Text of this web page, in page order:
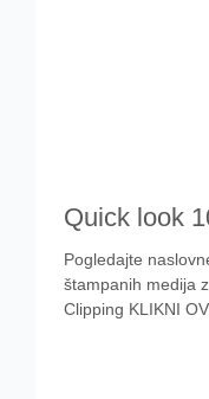
Quick look
Pogledajte
štampanih medija
Clipping KLIKNI